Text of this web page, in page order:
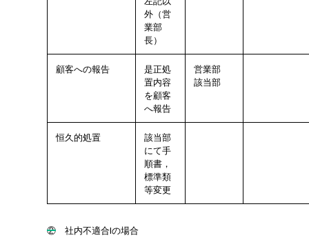
外（営
業部
長）
顧客への報告
是正処
置内容
を顧客
へ報告
営業部
該当部
恒久的処置
該当部
にて手
順書，
標準類
等変更
② 社内不適合Ⅰの場合